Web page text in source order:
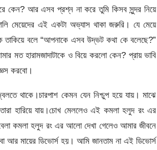
কেন? আর এসব প্রশ্ন না করে তুমি কিসব সুন্দর নিয়ে
মেয়েদের এই একটা অভ্যাস থাকা জরুরি। যে মেয়ে
তাকিয়ে বলে “আপনাকে এসব উদ্ভট কথা কে বলেছে?”
মত হারামজাদাটাকে ও বিয়ে করলো কেন? প্রায় ভাবি
করবো।
থাকে।চারপাশ কেমন যেন নিশ্চুপ হয়ে যায়। মাঝে
হারিয়ে যায়।চোখ মেললেও এই কমলা হলুদ রং এর
কমলা হলুদ রং এর আলো দেখা গেলেও আমার জীবনে
মায়ের ডিভোর্স হয়। আমি জানতাম না এই ডিভোর্স